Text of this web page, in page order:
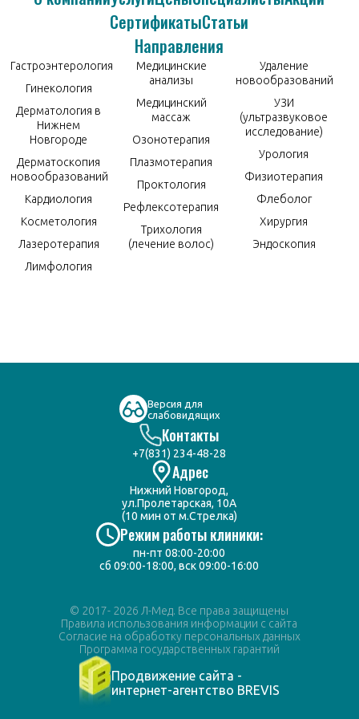
СертификатыСтатьи
Направления
Гастроэнтерология
Гинекология
Дерматология в
Нижнем
Новгороде
Дерматоскопия
новообразований
Кардиология
Косметология
Лазеротерапия
Лимфология
Медицинские
анализы
Медицинский
массаж
Озонотерапия
Плазмотерапия
Проктология
Рефлексотерапия
Трихология
(лечение волос)
Удаление
новообразований
УЗИ
(ультразвуковое
исследование)
Урология
Физиотерапия
Флеболог
Хирургия
Эндоскопия
Контакты
+7(831) 234-48-28
Адрес
Нижний Новгород,
ул.Пролетарская, 10А
(10 мин от м.Стрелка)
Режим работы клиники:
пн-пт 08:00-20:00
сб 09:00-18:00, вск 09:00-16:00
Версия для
слабовидящих
© 2017- 2026 Л-Мед. Все права защищены
Правила использования информации с сайта
Согласие на обработку персональных данных
Программа государственных гарантий
Продвижение сайта -
интернет-агентство BREVIS